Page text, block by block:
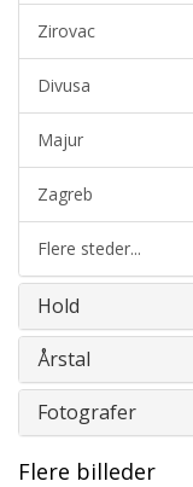
Zirovac
Divusa
Majur
Zagreb
Flere steder...
Hold
Årstal
Fotografer
Flere billeder